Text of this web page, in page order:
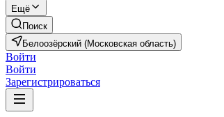
Ещё
Поиск
Белоозёрский (Московская область)
Войти
Войти
Зарегистрироваться